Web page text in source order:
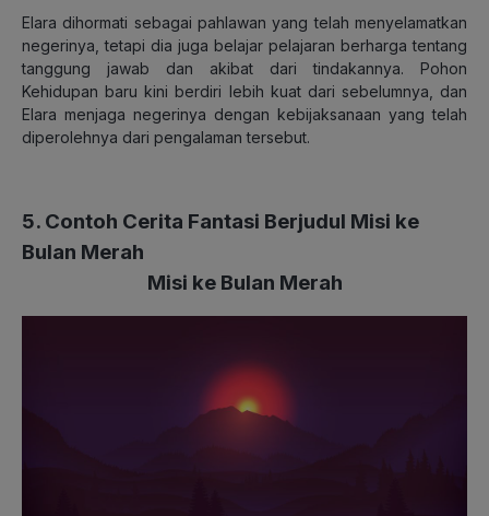
Elara dihormati sebagai pahlawan yang telah menyelamatkan
negerinya, tetapi dia juga belajar pelajaran berharga tentang
tanggung jawab dan akibat dari tindakannya. Pohon
Kehidupan baru kini berdiri lebih kuat dari sebelumnya, dan
Elara menjaga negerinya dengan kebijaksanaan yang telah
diperolehnya dari pengalaman tersebut.
5. Contoh Cerita Fantasi Berjudul Misi ke
Bulan Merah
Misi ke Bulan Merah